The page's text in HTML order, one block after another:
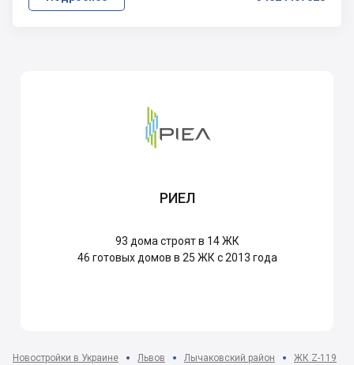
РИЕЛ
93 дома строят в 14 ЖК
46 готовых домов в 25 ЖК с 2013 года
Новостройки в Украине Львов Лычаковский район ЖК Z-119